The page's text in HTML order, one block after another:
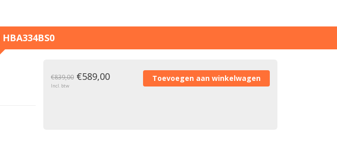
HBA334BS0
€839,00 €589,00
Incl. btw